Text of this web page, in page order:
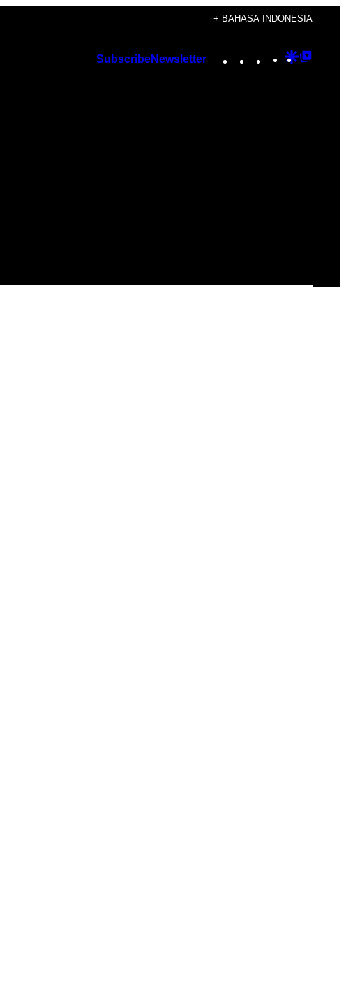
+ BAHASA INDONESIA
SubscribeNewsletter Instagram
TikTok
YouTube
Google